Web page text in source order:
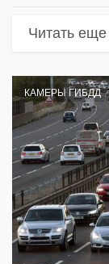
Читать еще
КАМЕРЫ ГИБДД